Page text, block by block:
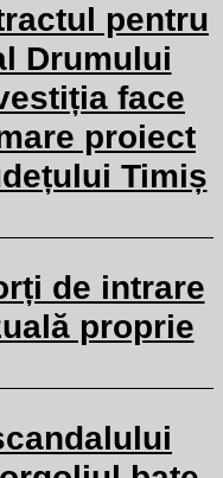
pentru
Drumului
face
proiect
Timiș
de intrare
proprie